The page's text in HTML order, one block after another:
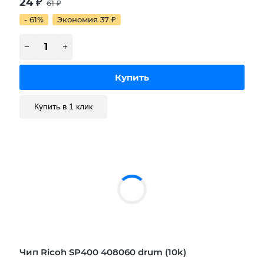
61₽
- 61%
Экономия 37 ₽
Купить в 1 клик
Чип Ricoh SP400 408060 drum (10k)